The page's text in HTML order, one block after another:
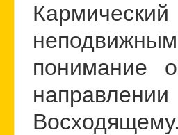
понимание